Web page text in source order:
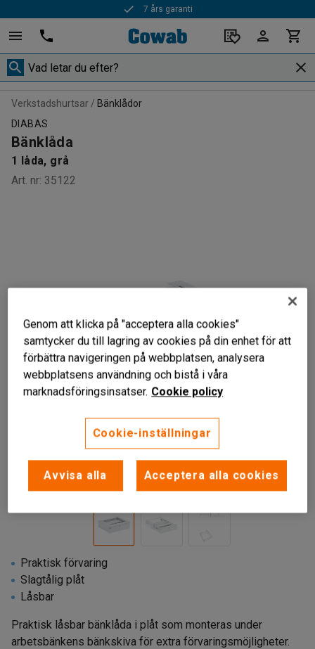
7 års garanti
Verkstadshurtsar
Bänklådor
DIABAS
Bänklåda
1 låda, grå
Art. nr: 35122
Liknande produkter
Praktisk förvaring
Slagtålig plåt
Låsbar
Praktisk låsbar bänklåda i plåt som monteras under
arbetsbänkens bänkskiva för extra förvaringsmöjligheter.
Genom att klicka på "acceptera alla cookies"
samtycker du till lagring av cookies på din enhet för att
förbättra navigeringen på webbplatsen, analysera
webbplatsens användning och bistå i våra
marknadsföringsinsatser. Cookie policy
Cookie-inställningar
Avvisa alla Acceptera alla cookies